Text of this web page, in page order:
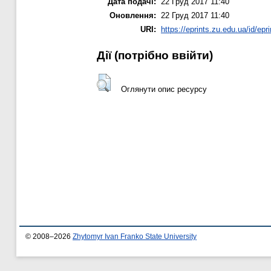
Оновлення: 22 Груд 2017 11:40
URI:
https://eprints.zu.edu.ua/id/
Дії ​​(потрібно ввійти)
Оглянути опис ресурсу
© 2008–2026 Zhytomyr Ivan Franko State University